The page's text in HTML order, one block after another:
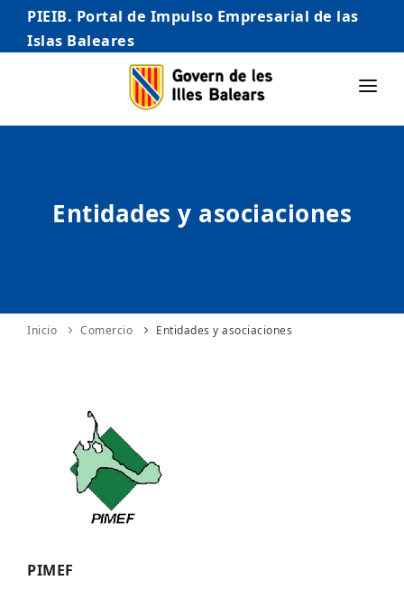
PIEIB. Portal de Impulso Empresarial de las
Islas Baleares
INICIO
AUTÓNOMO/AUTÓNOMA
INTERNACIONALIZACIÓN
Entidades y asociaciones
Inicio Comercio Entidades y asociaciones
PIMEF